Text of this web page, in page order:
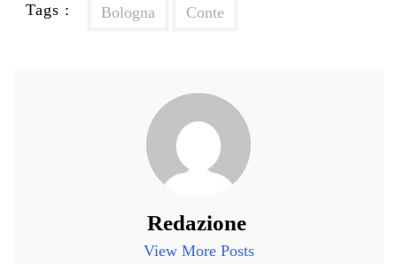
Tags : Bologna Conte
Redazione
View More Posts